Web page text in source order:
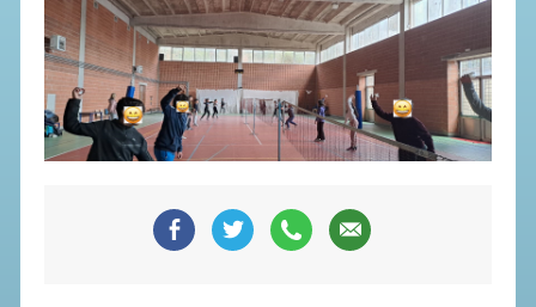
CAMPIONATI
CALENDARIO
FIBA NAZIONALE